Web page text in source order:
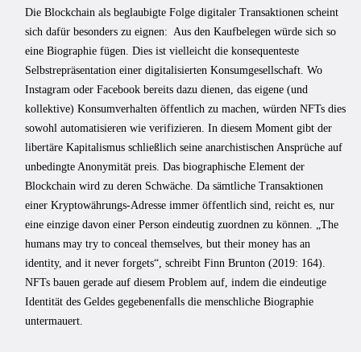
Die Blockchain als beglaubigte Folge digitaler Transaktionen scheint
sich dafür besonders zu eignen: Aus den Kaufbelegen würde sich so
eine Biographie fügen. Dies ist vielleicht die konsequenteste
Selbstrepräsentation einer digitalisierten Konsumgesellschaft. Wo
Instagram oder Facebook bereits dazu dienen, das eigene (und
kollektive) Konsumverhalten öffentlich zu machen, würden NFTs dies
sowohl automatisieren wie verifizieren. In diesem Moment gibt der
libertäre Kapitalismus schließlich seine anarchistischen Ansprüche auf
unbedingte Anonymität preis. Das biographische Element der
Blockchain wird zu deren Schwäche. Da sämtliche Transaktionen
einer Kryptowährungs-Adresse immer öffentlich sind, reicht es, nur
eine einzige davon einer Person eindeutig zuordnen zu können. „The
humans may try to conceal themselves, but their money has an
identity, and it never forgets“, schreibt Finn Brunton (2019: 164).
NFTs bauen gerade auf diesem Problem auf, indem die eindeutige
Identität des Geldes gegebenenfalls die menschliche Biographie
untermauert.